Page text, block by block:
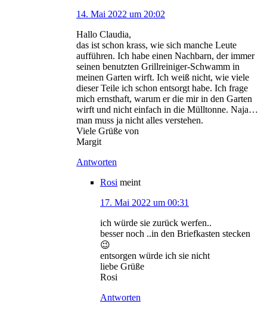
14. Mai 2022 um 20:02
Hallo Claudia,
das ist schon krass, wie sich manche Leute
aufführen. Ich habe einen Nachbarn, der immer
seinen benutzten Grillreiniger-Schwamm in
meinen Garten wirft. Ich weiß nicht, wie viele
dieser Teile ich schon entsorgt habe. Ich frage
mich ernsthaft, warum er die mir in den Garten
wirft und nicht einfach in die Mülltonne. Naja…
man muss ja nicht alles verstehen.
Viele Grüße von
Margit
Antworten
Rosi meint
17. Mai 2022 um 00:31
ich würde sie zurück werfen..
besser noch ..in den Briefkasten stecken
😉
entsorgen würde ich sie nicht
liebe Grüße
Rosi
Antworten